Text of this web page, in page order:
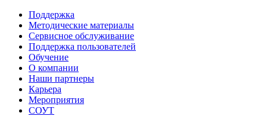
Поддержка
Методические материалы
Сервисное обслуживание
Поддержка пользователей
Обучение
О компании
Наши партнеры
Карьера
Мероприятия
СОУТ